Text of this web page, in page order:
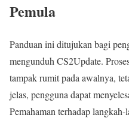
Pemula
Panduan ini ditujukan bagi
mengunduh CS2Update.
tampak rumit pada awalnya,
jelas, pengguna dapat
Pemahaman terhadap